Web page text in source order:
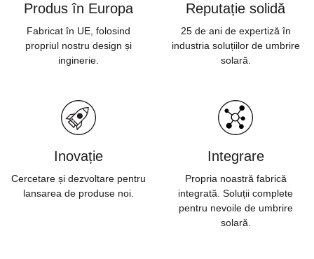
Produs în Europa
Fabricat în UE, folosind
propriul nostru design și
inginerie.
Reputație solidă
25 de ani de expertiză în
industria soluțiilor de umbrire
solară.
Inovație
Cercetare și dezvoltare pentru
lansarea de produse noi.
Integrare
Propria noastră fabrică
integrată. Soluții complete
pentru nevoile de umbrire
solară.